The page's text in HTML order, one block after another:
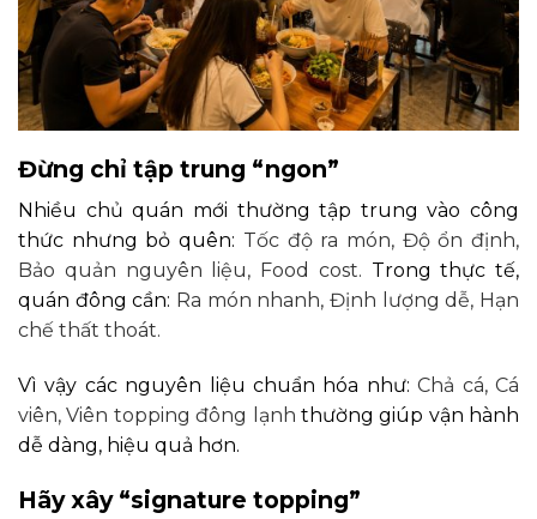
Đừng chỉ tập trung “ngon”
Nhiều chủ quán mới thường tập trung vào công
thức nhưng bỏ quên: Tốc độ ra món, Độ ổn định,
Bảo quản nguyên liệu, Food cost. Trong thực tế,
quán đông cần: Ra món nhanh, Định lượng dễ, Hạn
chế thất thoát.
Vì vậy các nguyên liệu chuẩn hóa như:Chả cá,Cá
viên,Viên topping đông lạnh thường giúp vận hành
dễ dàng, hiệu quả hơn.
Hãy xây “signature topping”